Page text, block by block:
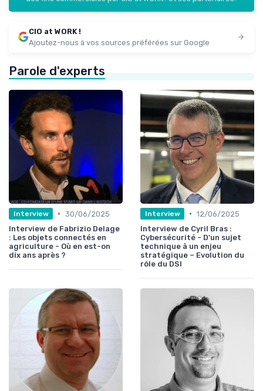
CIO at WORK !
Ajoutez-nous à vos sources préférées sur Google
Parole d'experts
Interview • 30/06/2025
Interview de Fabrizio Delage
: Les objets connectés en
agriculture - Où en est-on
dix ans après ?
Interview • 12/06/2025
Interview de Cyril Bras :
Cybersécurité - D'un sujet
technique à un enjeu
stratégique – Evolution du
rôle du DSI